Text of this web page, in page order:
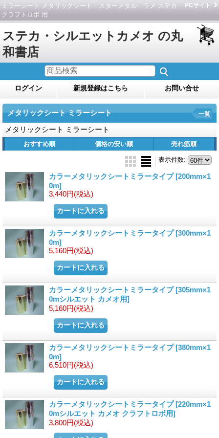
ミラーシート メタリックシート スターメタル ラメ ステカ
クラフトロボ 用
PCサイト
ステカ・シルエットカメオ の丸
和書店
ログイン 新規登録はこちら お問い合せ
メタリックシート ミラーシート
メタリックシート ミラーシート
一覧
おすすめ順 価格の安い順 売れ筋順
表示件数:
カラーメタリックシートミラータイプ[200mm×1
0m]
3,440円(税込)
カラーメタリックシートミラータイプ[300mm×1
0m]
5,160円(税込)
カラーメタリックシートミラータイプ[305mm×1
0mシルエット カメオ用]
5,160円(税込)
カラーメタリックシートミラータイプ[380mm×1
0m]
6,510円(税込)
カラーメタリックシートミラータイプ[220mm×1
0mシルエット カメオ クラフトロボ用]
3,800円(税込)